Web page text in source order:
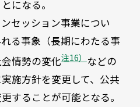
になる。
セッション事業につい
る事象（長期にわたる事
情勢の変化注16） などの
施方針を変更して、公共
することが可能となる。